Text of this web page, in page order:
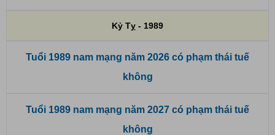
Kỷ Tỵ - 1989
Tuổi 1989 nam mạng năm 2026 có phạm thái tuế
không
Tuổi 1989 nam mạng năm 2027 có phạm thái tuế
không